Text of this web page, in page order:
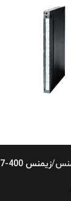
زیمنس s7-400